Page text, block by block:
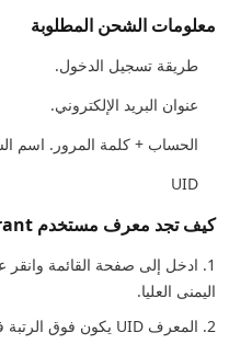
معلومات الشحن المطلوبة
طريقة تسجيل الدخول.
عنوان البريد الإلكتروني.
الحساب + كلمة المرور. اسم
UID
كيف تجد معرف مستخدم Valorant؟
1. ادخل إلى صفحة القائمة
اليمنى العليا.
2. المعرف UID يكون فوق الرتبة في الزاوية اليمنى العليا.